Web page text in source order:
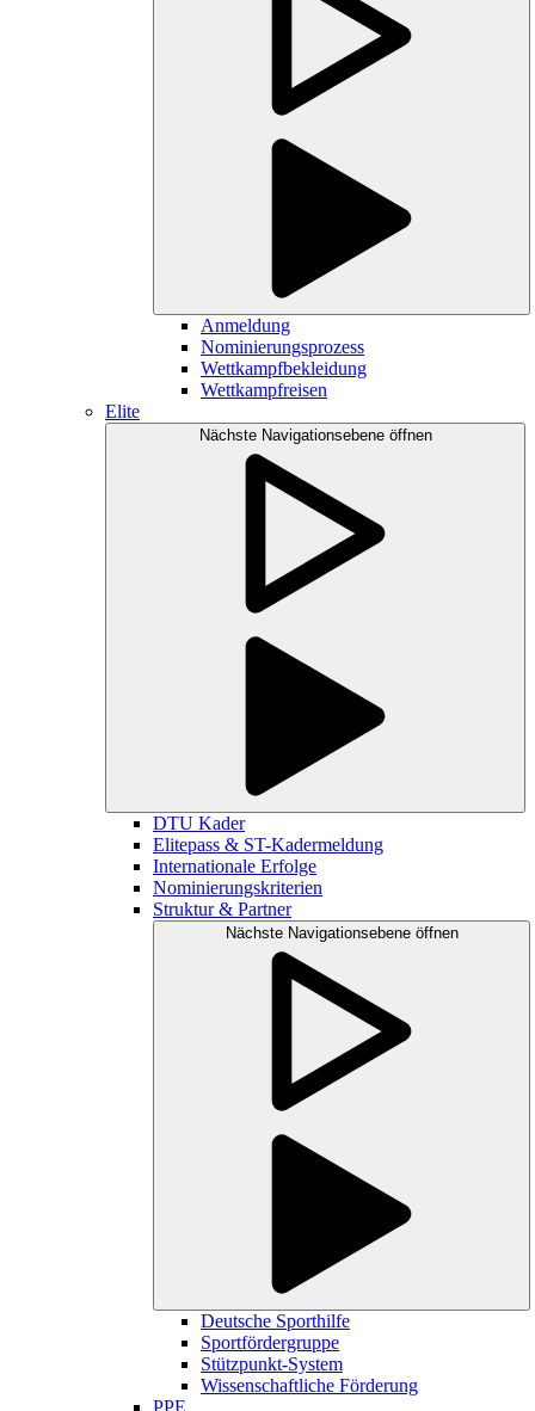
Anmeldung
Nominierungsprozess
Wettkampfbekleidung
Wettkampfreisen
Elite
Nächste Navigationsebene öffnen
DTU Kader
Elitepass & ST-Kadermeldung
Internationale Erfolge
Nominierungskriterien
Struktur & Partner
Nächste Navigationsebene öffnen
Deutsche Sporthilfe
Sportfördergruppe
Stützpunkt-System
Wissenschaftliche Förderung
PPE